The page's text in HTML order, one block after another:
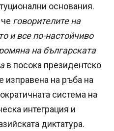
основания.
говорителите на
и все по-настойчиво
на българската
в посока президентско
изправена на ръба на
система на
интеграция и
диктатура.